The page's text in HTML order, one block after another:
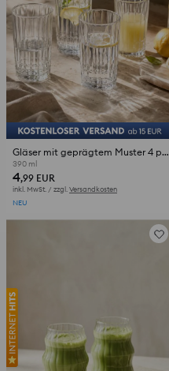
Gläser mit geprägtem Muster 4 pack
390 ml
4,99 EUR
inkl. MwSt. / zzgl. Versandkosten
NEU